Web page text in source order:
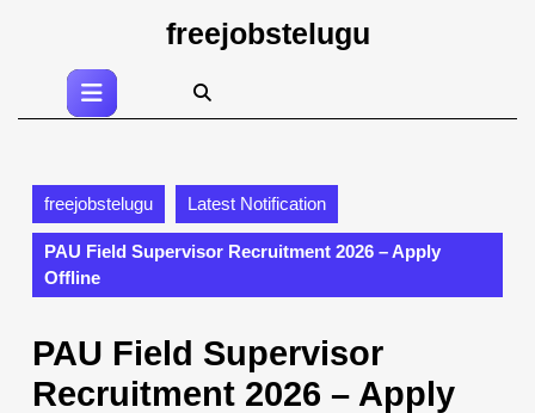
to
freejobstelugu
Open
Button
freejobstelugu Latest Notification
PAU Field Supervisor Recruitment 2026 – Apply
Offline
PAU Field Supervisor
Recruitment 2026 – Apply